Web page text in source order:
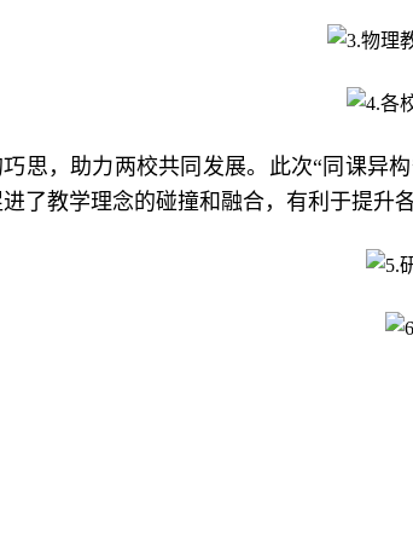
思，助力两校共同发展。此次“同课异
了教学理念的碰撞和融合，有利于提升